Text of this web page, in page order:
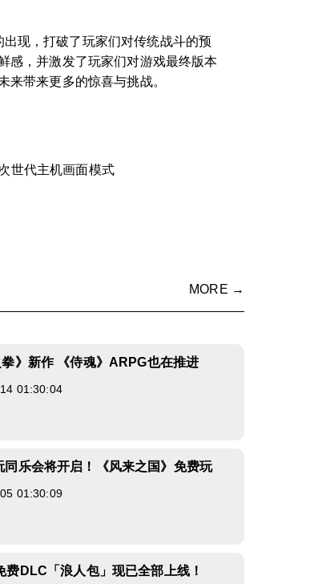
现，打破了玩家们对传统战斗的预
感，并激发了玩家们对游戏最终版本
带来更多的惊喜与挑战。
世代主机画面模式
MORE →
》新作 《侍魂》ARPG也在推进
01:30:04
同乐会将开启！《风来之国》免费玩
01:30:09
费DLC「浪人包」现已全部上线！